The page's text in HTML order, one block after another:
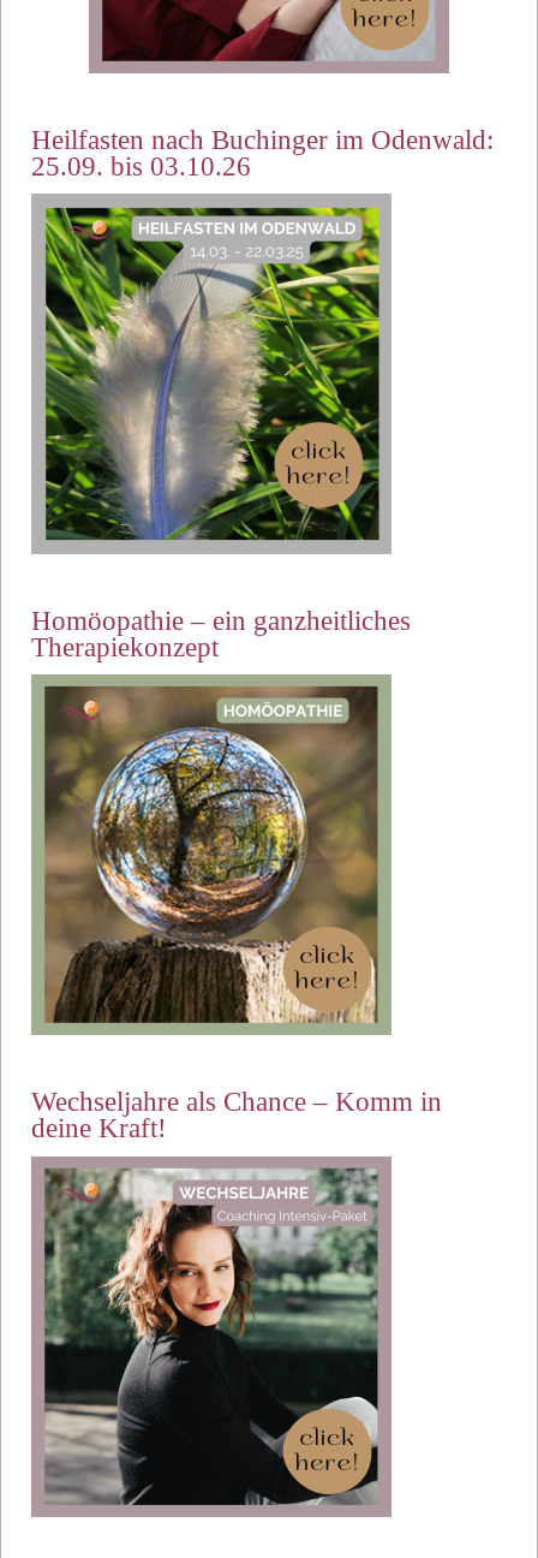
Heilfasten nach Buchinger im Odenwald:
25.09. bis 03.10.26
Homöopathie – ein ganzheitliches
Therapiekonzept
Wechseljahre als Chance – Komm in
deine Kraft!